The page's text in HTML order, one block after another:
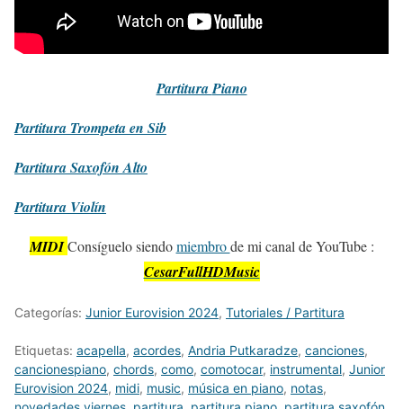
PartituraPiano
Partitura Trompeta en Sib
PartituraSaxofón Alto
Partitura Violín
MIDI Consíguelo siendomiembrode mi canal de YouTube :
CesarFullHDMusic
Categorías: Junior Eurovision 2024, Tutoriales / Partitura
Etiquetas: acapella, acordes, Andria Putkaradze, canciones,
cancionespiano, chords, como, comotocar, instrumental, Junior
Eurovision 2024, midi, music, música en piano, notas,